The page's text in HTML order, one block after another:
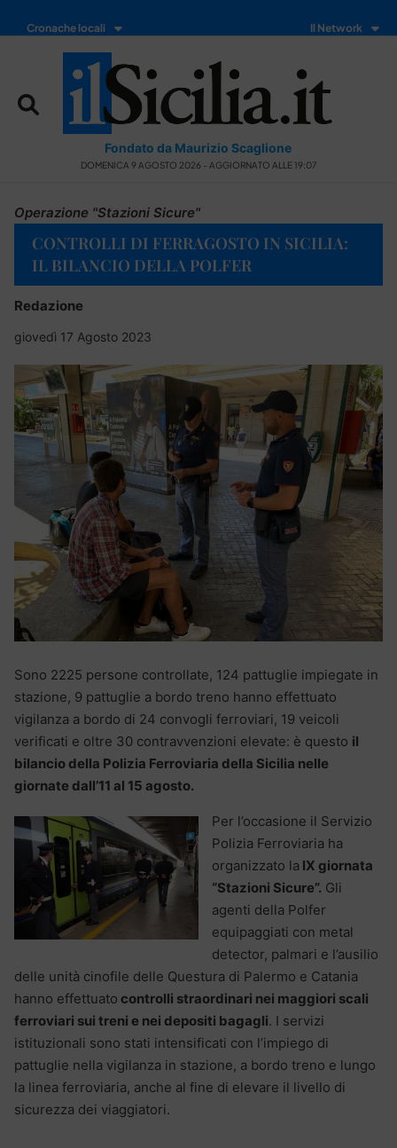
Cronache locali Il Network
Fondato da Maurizio Scaglione
DOMENICA 9 AGOSTO 2026 - AGGIORNATO ALLE 19:07
Operazione "Stazioni Sicure"
CONTROLLI DI FERRAGOSTO IN SICILIA:
IL BILANCIO DELLA POLFER
Redazione
giovedì 17 Agosto 2023
Sono 2225 persone controllate, 124 pattuglie impiegate in
stazione, 9 pattuglie a bordo treno hanno effettuato
vigilanza a bordo di 24 convogli ferroviari, 19 veicoli
verificati e oltre 30 contravvenzioni elevate: è questo il
bilancio della Polizia Ferroviaria della Sicilia nelle
giornate dall’11 al 15 agosto.
Per l’occasione il Servizio
Polizia Ferroviaria ha
organizzato la IX giornata
“Stazioni Sicure”. Gli
agenti della Polfer
equipaggiati con metal
detector, palmari e l’ausilio
delle unità cinofile delle Questura di Palermo e Catania
hanno effettuato controlli straordinari nei maggiori scali
ferroviari sui treni e nei depositi bagagli. I servizi
istituzionali sono stati intensificati con l’impiego di
pattuglie nella vigilanza in stazione, a bordo treno e lungo
la linea ferroviaria, anche al fine di elevare il livello di
sicurezza dei viaggiatori.